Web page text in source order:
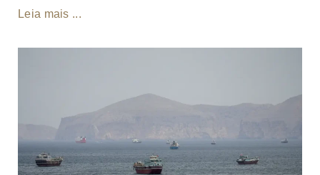
Leia mais ...